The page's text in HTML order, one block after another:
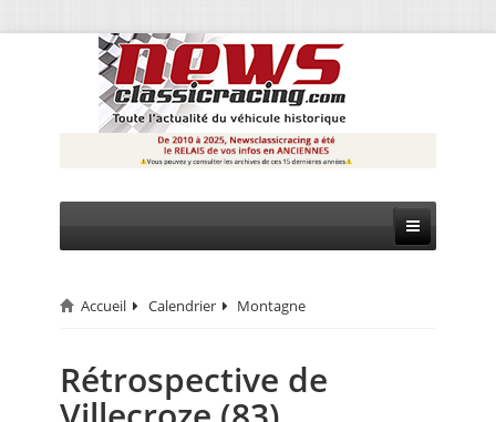
CIRCUIT
RALLYE
MONTAGNE
Accueil Calendrier Montagne
Rétrospective de